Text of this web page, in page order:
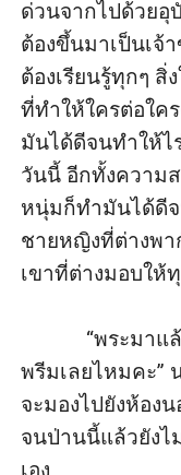
ด่วนจากไปด้วยอุ
ต้องขึ้นมาเป็นเจ้
ต้องเรียนรู้ทุกๆ สิ่
ที่ทำให้ใครต่อใค
มันได้ดีจนทำให้ไ
วันนี้ อีกทั้งความ
หนุ่มก็ทำมันได้ดี
ชายหญิงที่ต่างพา
เขาที่ต่างมอบให้
“พระมาแล้ว
พรีมเลยไหมคะ”
จะมองไปยังห้อง
จนป่านนี้แล้วยังไ